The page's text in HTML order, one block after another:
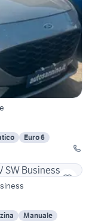
Euro 6
Manuale